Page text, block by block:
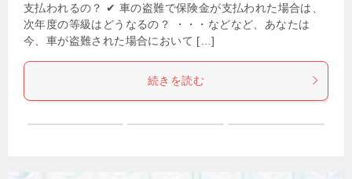
支払われるの？ ✔ 車の盗難で保険金が支払われた場合は、
次年度の等級はどうなるの？ ・・・などなど、あなたは
今、車が盗難された場合において […]
続きを読む